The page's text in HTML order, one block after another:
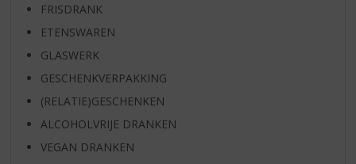
FRISDRANK
ETENSWAREN
GLASWERK
GESCHENKVERPAKKING
(RELATIE)GESCHENKEN
ALCOHOLVRIJE DRANKEN
VEGAN DRANKEN